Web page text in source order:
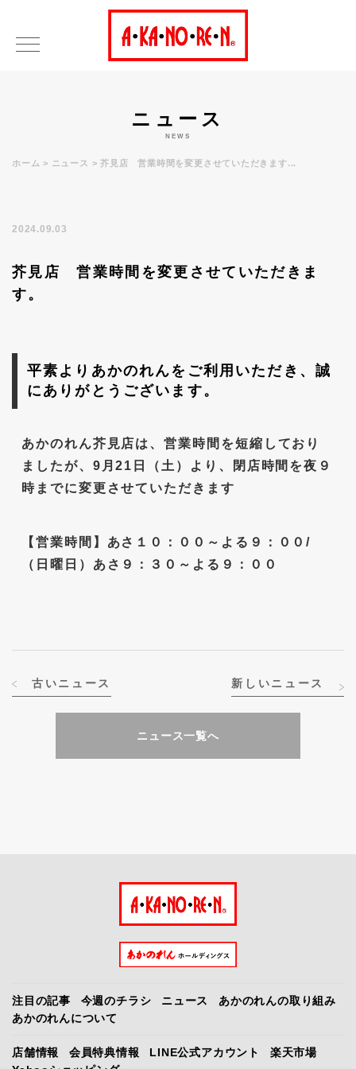
ニュース
NEWS
ホーム ニュース 芥見店 営業時間を変更させていただきます...
2024.09.03
芥見店 営業時間を変更させていただきま
す。
平素よりあかのれんをご利用いただき、誠
にありがとうございます。
あかのれん芥見店は、営業時間を短縮しており
ましたが、9月21日（土）より、閉店時間を夜９
時までに変更させていただきます
【営業時間】あさ１０：００～よる９：００/
（日曜日）あさ９：３０～よる９：００
古いニュース
ニュース一覧へ
新しいニュース
注目の記事 今週のチラシ ニュース
あかのれんの取り組み
あかのれんについて
店舗情報 会員特典情報 LINE公式アカウント
楽天市場